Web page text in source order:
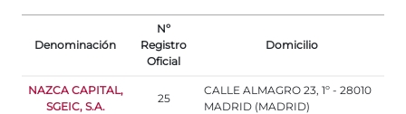
Denominación
Nº
Registro
Oficial
Domicilio
NAZCA CAPITAL,
SGEIC, S.A.
25
CALLE ALMAGRO 23, 1º - 28010
MADRID (MADRID)